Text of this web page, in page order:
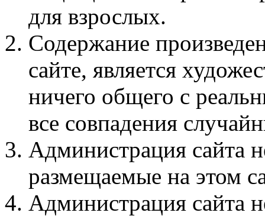
для взрослых.
Содержание
сайте, является
ничего общего с
все совпадения
Администрация сайта
размещаемые на этом
Администрация сайта